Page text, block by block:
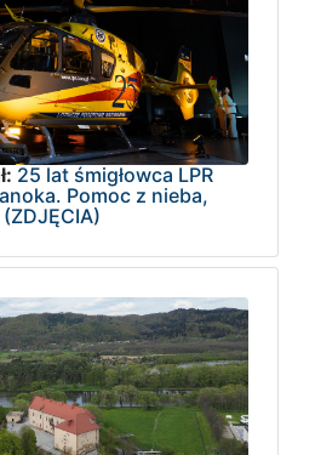
25 lat śmigłowca LPR
Pomoc z nieba,